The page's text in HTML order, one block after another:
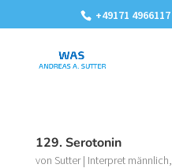
+49171 4966117
129. Serotonin
von Sutter| Interpret männlich,